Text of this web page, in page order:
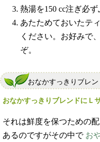
熱湯を150 cc注ぎ必
あたためておいたテ
ください。お好みで
ぞ。
おなかすっきりブレ
おなかすっきりブレンドにＬ
それは鮮度を保つための
あるのですがその中で お